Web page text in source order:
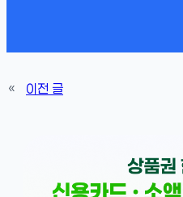
«
이전 글